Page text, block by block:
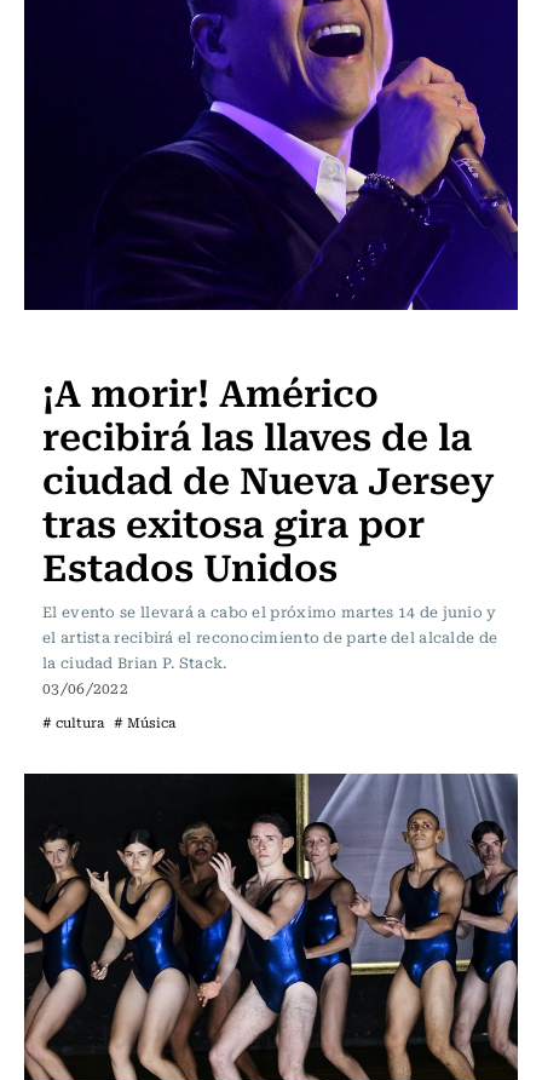
¡A morir! Américo
recibirá las llaves de la
ciudad de Nueva Jersey
tras exitosa gira por
Estados Unidos
El evento se llevará a cabo el próximo martes 14 de junio y
el artista recibirá el reconocimiento de parte del alcalde de
la ciudad Brian P. Stack.
03/06/2022
# cultura # Música